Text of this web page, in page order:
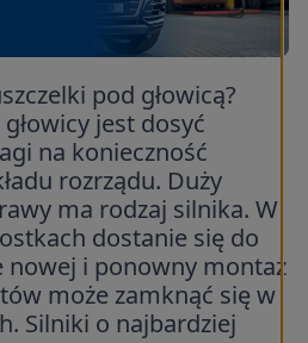
pod głowicą?
jest dosyć
na konieczność
rozrządu. Duży
ma rodzaj silnika. W
dostanie się do
nowej i ponowny montaż
może zamknąć się w
Silniki o najbardziej